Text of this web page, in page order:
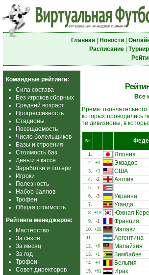
Главная| Новости|
Расписание|
Командные рейтинги:
Сила состава
Без игроков сборных
Средний возраст
Прогрессивность
Стадионы
Посещаемость
Число болельщиков
Базы и строения
Стоимость баз
Деньги в кассе
Заработки и потери
Игроки
Полезность
Набор баллов
Трофеи
Общая стоимость
Рейтинги менеджеров:
Мастерство
За сезон
За месяц
За год
Трофеи
Совет директоров
Все
Время
которых проводились
те дивизионы, в
№
1. Япония
2.
+3 Эквадор
3.
+3 США
4.
-2 Англия
5.
-1
6.
-3 Украина
7.
Уганда
8. +18 Южная
9.
-1 Франция
10. +28 Малави
11.
Аргентина
12.
+6 Малайзия
13.
+1 Зимбабве
14.
+9 Бельгия
15. +61 Ирак